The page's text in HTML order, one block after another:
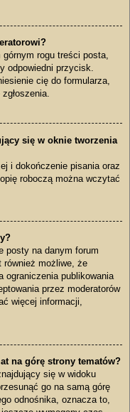
rogu treści posta,
odpowiedni przycisk.
cię do formularza,
się w oknie tworzenia
i dokończenie pisania oraz
roboczą można wczytać
posty na danym forum
również możliwe, że
ograniczenia publikowania
przez moderatorów
więcej informacji,
na górę strony tematów?
się w widoku
go na samą górę
odnośnika, oznacza to,